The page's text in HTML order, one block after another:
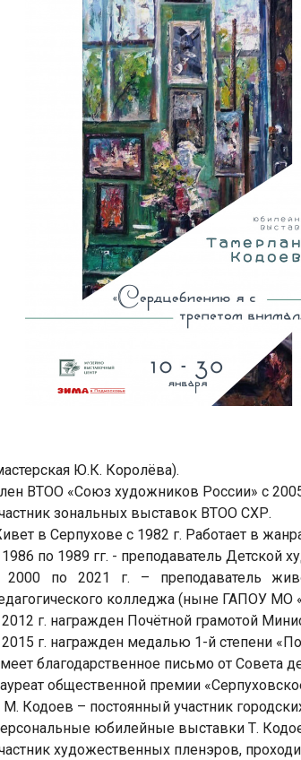
Ю.К. Королёва).
ВТОО «Союз художников России» с
зональных выставок ВТОО СХР.
в Серпухове с 1982 г. Работает в
по 1989 гг. - преподаватель Детской
по 2021 г. – преподаватель
колледжа (ныне ГАПОУ МО
2012 г. награжден Почётной грамотой
2015 г. награжден медалью 1-й степени
благодарственное письмо от Совета
общественной премии
М. Кодоев – постоянный участник
юбилейные выставки Т.
художественных пленэров,